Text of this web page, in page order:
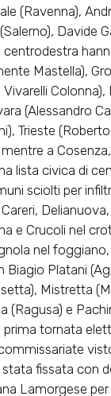
(Ravenna),
Davide
centrodestra
Mastella),
Colonna),
(Alessandro
Trieste
a
lista civica di
sciolti per
e Crucoli nel
nel
Biagio Platani
Mistretta
(Ragusa) e
tornata
fissata con
Lamorgese